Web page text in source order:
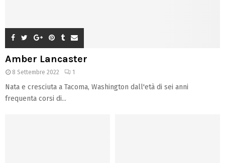
Amber Lancaster
8 Settembre 2022 1
Nata e cresciuta a Tacoma, Washington dall'età di sei anni
frequenta corsi di...